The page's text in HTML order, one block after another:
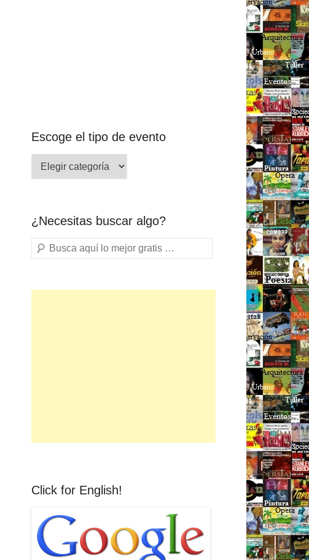
Escoge el tipo de evento
¿Necesitas buscar algo?
Buscar
Click for English!